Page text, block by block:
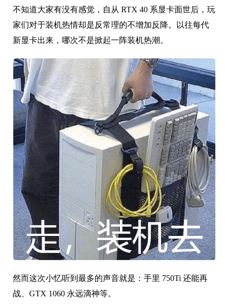
不知道大家有没有感觉，自从 RTX 40 系显卡面世后，玩
家们对于装机热情却是反常理的不增加反降。以往每代
新显卡出来，哪次不是掀起一阵装机热潮。
然而这次小忆听到最多的声音就是：手里 750Ti 还能再
战、GTX 1060 永远滴神等。